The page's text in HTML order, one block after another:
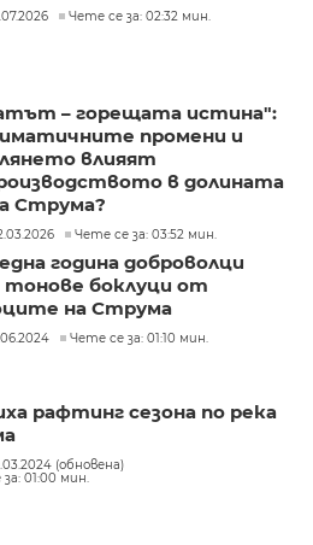
Чете се за: 02:32 мин.
– горещата истина":
промени и
влияят
в долината
Струма?
Чете се за: 03:52 мин.
година доброволци
тонове боклуци от
на Струма
Чете се за: 01:10 мин.
рафтинг сезона по река
(обновена)
01:00 мин.